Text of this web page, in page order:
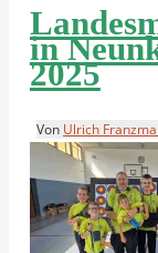
in
2025
Von Ulrich